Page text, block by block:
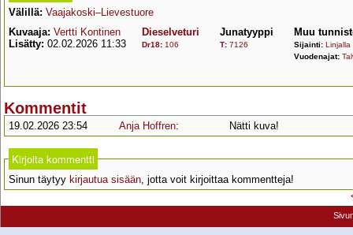
Välillä: Vaajakoski–Lievestuore
Kuvaaja: Vertti Kontinen
Lisätty: 02.02.2026 11:33
Dieselveturi
Dr18: 106
Junatyyppi
T: 7126
Muu
Sijainti: Linjalla
Vuodenajat:
Kommentit
19.02.2026 23:54 Anja Hoffren: Nätti kuva!
Kirjoita kommentti
Sinun täytyy kirjautua sisään, jotta voit kirjoittaa kommentteja!